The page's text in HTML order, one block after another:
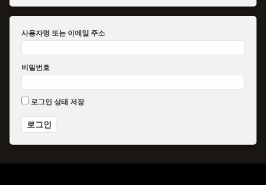
사용자명 또는 이메일 주소
비밀번호
로그인 상태 저장